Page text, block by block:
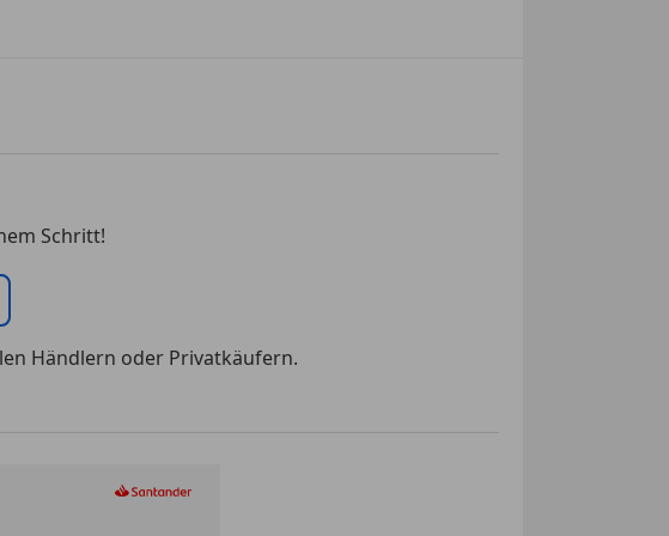
Schritt!
Händlern oder Privatkäufern.